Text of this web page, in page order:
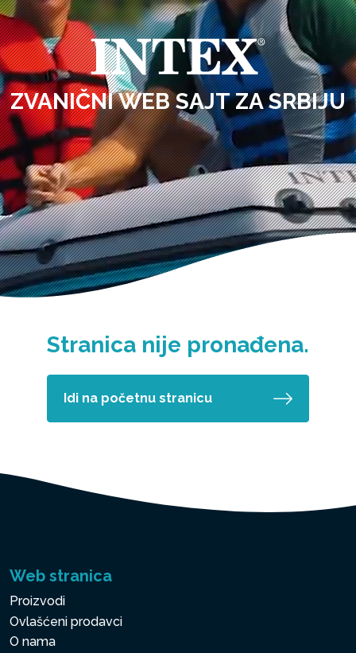
ZVANIČNI WEB SAJT ZA SRBIJU
Stranica nije pronađena.
Idi na početnu stranicu
Web stranica
Proizvodi
Ovlašćeni prodavci
O nama